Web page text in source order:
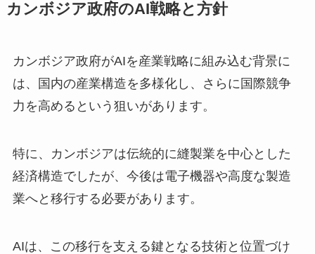
カンボジア政府のAI戦略と方針
カンボジア政府がAIを産業戦略に組み込む背景に
は、国内の産業構造を多様化し、さらに国際競争
力を高めるという狙いがあります。
特に、カンボジアは伝統的に縫製業を中心とした
経済構造でしたが、今後は電子機器や高度な製造
業へと移行する必要があります。
AIは、この移行を支える鍵となる技術と位置づけ